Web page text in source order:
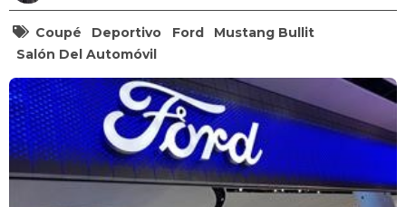
Coupé Deportivo Ford
Mustang Bullit
Salón Del Automóvil